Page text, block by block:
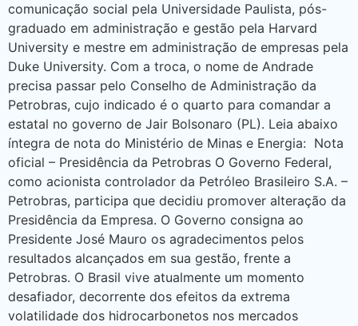
comunicação social pela Universidade Paulista, pós-
graduado em administração e gestão pela Harvard
University e mestre em administração de empresas pela
Duke University. Com a troca, o nome de Andrade
precisa passar pelo Conselho de Administração da
Petrobras, cujo indicado é o quarto para comandar a
estatal no governo de Jair Bolsonaro (PL). Leia abaixo
íntegra de nota do Ministério de Minas e Energia: Nota
oficial – Presidência da Petrobras O Governo Federal,
como acionista controlador da Petróleo Brasileiro S.A. –
Petrobras, participa que decidiu promover alteração da
Presidência da Empresa. O Governo consigna ao
Presidente José Mauro os agradecimentos pelos
resultados alcançados em sua gestão, frente a
Petrobras. O Brasil vive atualmente um momento
desafiador, decorrente dos efeitos da extrema
volatilidade dos hidrocarbonetos nos mercados